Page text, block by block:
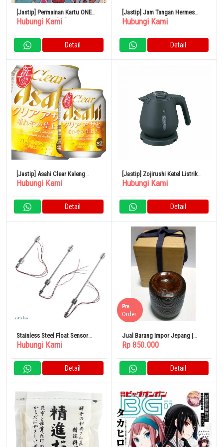
[Jastip] Permainan Kartu ONE
PIECE OP07-109[SR]: Monkey D.
Hubungi Kami
Detail
[Jastip] Jam Tangan Hermes
Medor Lock TPM Triple Tour
Hubungi Kami
Detail
[Jastip] Asahi Clear Kaleng
250ml x 1 Case
Hubungi Kami
Detail
[Jastip] Zojirushi Ketel Listrik
0,8L Kompak 1 Cangkir
Hubungi Kami
Detail
Stainless Steel Float Sensor
Level Switch
Hubungi Kami
Detail
Jual Barang Impor Jepang |
Peralatan Teh Ukiran Kayu
Pre
Order
Rp 850.000
Detail